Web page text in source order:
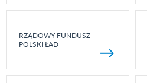
RZĄDOWY FUNDUSZ
POLSKI ŁAD